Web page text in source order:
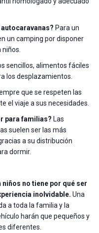
Para un
un camping por disponer
sencillos, alimentos fáciles
los desplazamientos.
que se respeten las
el viaje a sus necesidades.
para familias? Las
suelen ser las más
a su distribución
dormir.
no tiene por qué ser
inolvidable. Una
a toda la familia y la
harán que pequeños y
diferentes.